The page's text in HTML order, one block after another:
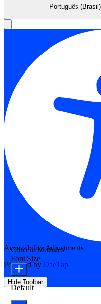
Português (Brasil)
Accessibility Adjustments
Powered by OneTap
Hide Toolbar
Content Modules
Font Size
Default